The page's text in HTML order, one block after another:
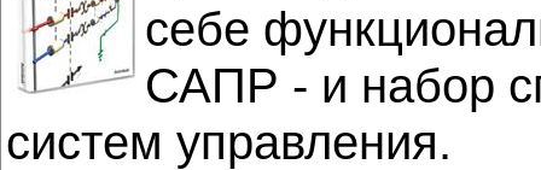
себе
САПР - и набор
систем управления.